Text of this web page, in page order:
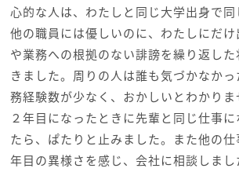
心的な人は、わたしと同じ大学出身で同
他の職員には優しいのに、わたしにだ
や業務への根拠のない誹謗を繰り返し
きました。周りの人は誰も気づかなか
務経験数が少なく、おかしいとわかりま
２年目になったときに先輩と同じ仕事
たら、ぱたりと止みました。また他の
年目の異様さを感じ、会社に相談しま